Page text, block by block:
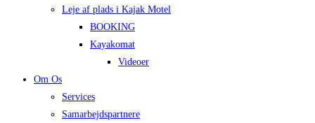
Leje af plads i Kajak Motel
BOOKING
Kayakomat
Videoer
Om Os
Services
Samarbejdspartnere